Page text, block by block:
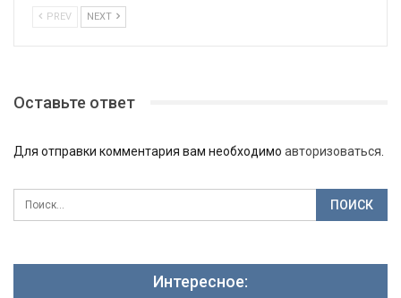
PREV NEXT
Оставьте ответ
Для отправки комментария вам необходимо авторизоваться
Интересное: